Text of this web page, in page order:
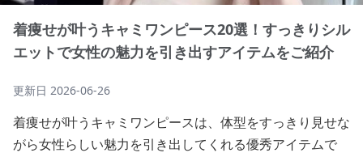
着痩せが叶うキャミワンピース20選！すっきりシル
エットで女性の魅力を引き出すアイテムをご紹介
更新日 2026-06-26
着痩せが叶うキャミワンピースは、体型をすっきり見せな
がら女性らしい魅力を引き出してくれる優秀アイテムで